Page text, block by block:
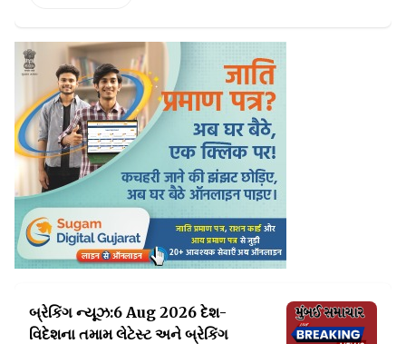
બ્રેકિંગ ન્યૂઝ:6 Aug 2026 દેશ-
વિદેશના તમામ લેટેસ્ટઅને બ્રેકિંગ